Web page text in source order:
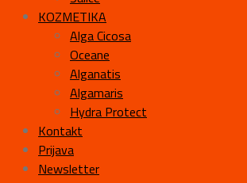
KOZMETIKA
Alga Cicosa
Oceane
Alganatis
Algamaris
Hydra Protect
Kontakt
Prijava
Newsletter